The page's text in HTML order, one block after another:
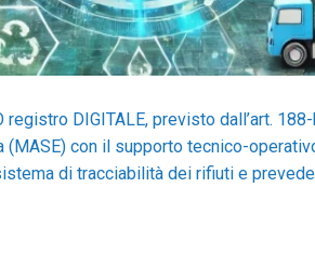
registro DIGITALE, previsto dall’art.
con il supporto tecnico-
di tracciabilità dei rifiuti e